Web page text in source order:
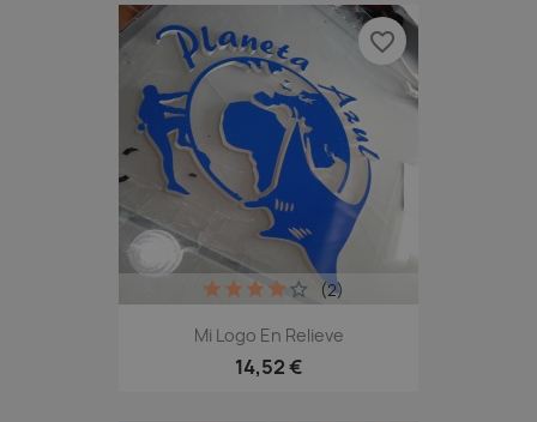
Mi Logo En Relieve
14,52 €
(2)
favorite_border